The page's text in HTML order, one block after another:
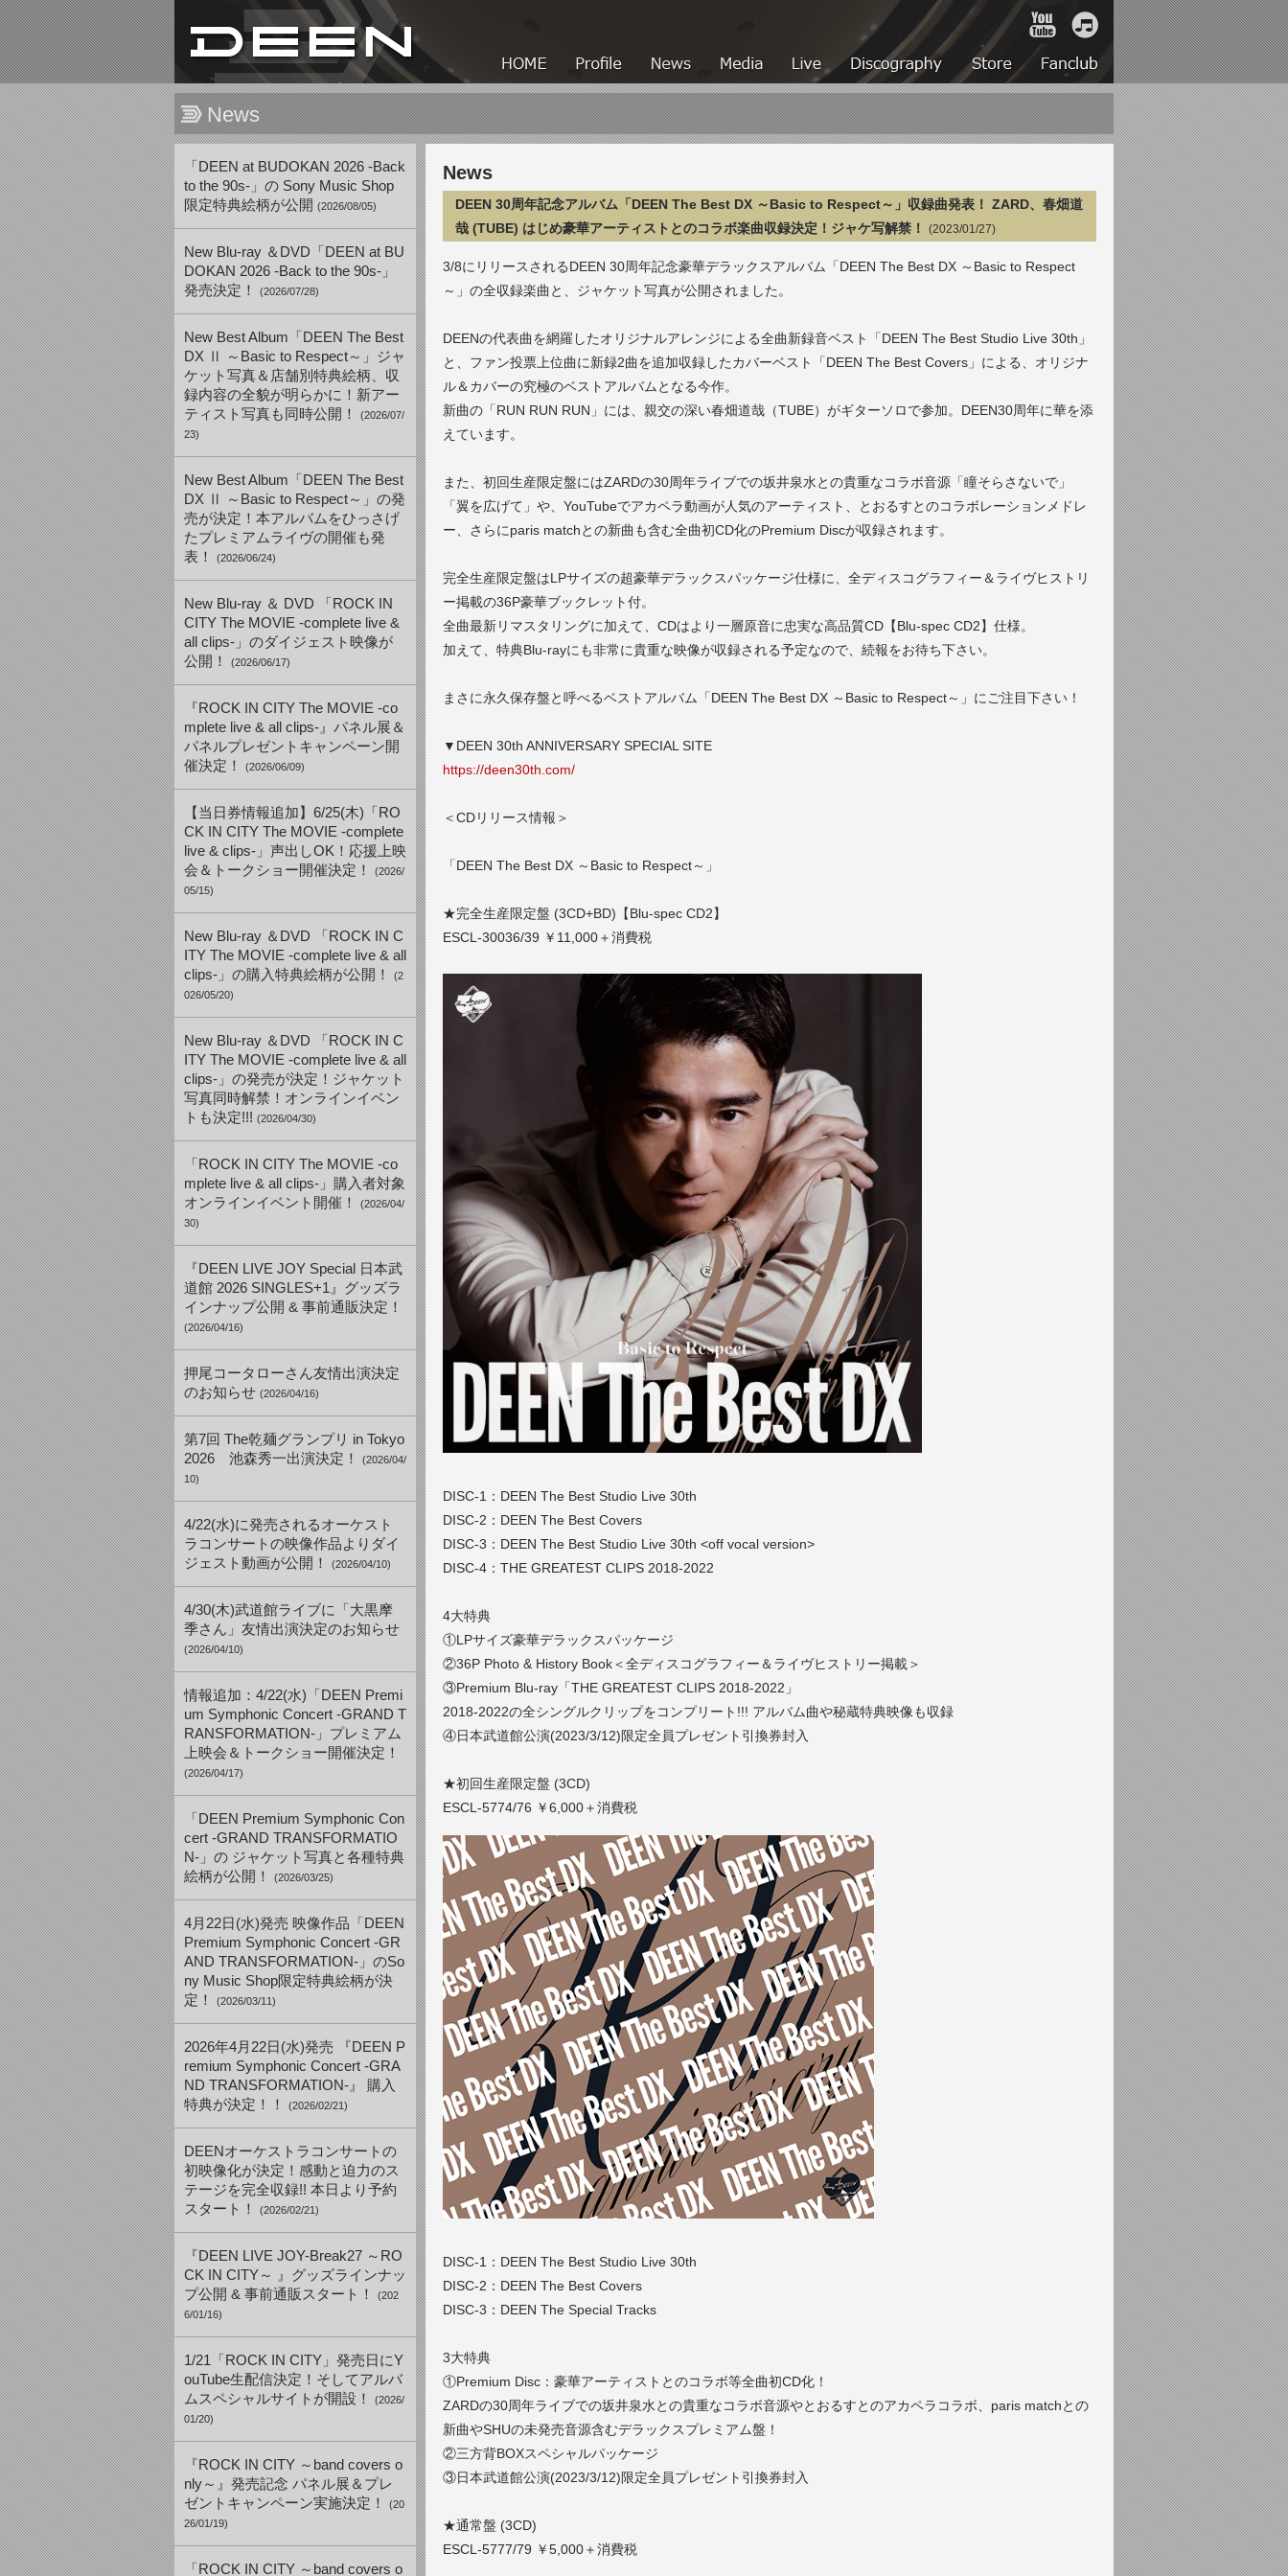
iTunes
YouTube
HOME Profile News Media Live Discography
Store Fanclub
News
「DEEN at BUDOKAN 2026 -Back
to the 90s-」の Sony Music Shop
限定特典絵柄が公開 (2026/08/05)
New Blu-ray ＆DVD「DEEN at BU
DOKAN 2026 -Back to the 90s-」
発売決定！
(2026/07/28)
New Best Album「DEEN The Best
DX Ⅱ ～Basic to Respect～」ジャ
ケット写真＆店舗別特典絵柄、収
録内容の全貌が明らかに！新アー
ティスト写真も同時公開！
(2026/07/
23)
New Best Album「DEEN The Best
DX Ⅱ ～Basic to Respect～」の発
売が決定！本アルバムをひっさげ
たプレミアムライヴの開催も発
表！
(2026/06/24)
New Blu-ray ＆ DVD 「ROCK IN
CITY The MOVIE -complete live &
all clips-」のダイジェスト映像が
公開！
(2026/06/17)
『ROCK IN CITY The MOVIE -co
mplete live & all clips-』パネル展＆
パネルプレゼントキャンペーン開
催決定！
(2026/06/09)
【当日券情報追加】6/25(木)「RO
CK IN CITY The MOVIE -complete
live & clips-」声出しOK！応援上映
会＆トークショー開催決定！
(2026/
05/15)
New Blu-ray ＆DVD 「ROCK IN C
ITY The MOVIE -complete live & all
clips-」の購入特典絵柄が公開！
(2
026/05/20)
New Blu-ray ＆DVD 「ROCK IN C
ITY The MOVIE -complete live & all
clips-」の発売が決定！ジャケット
写真同時解禁！オンラインイベン
トも決定!!! (2026/04/30)
「ROCK IN CITY The MOVIE -co
mplete live & all clips-」購入者対象
オンラインイベント開催！
(2026/04/
30)
『DEEN LIVE JOY Special 日本武
道館 2026 SINGLES+1』グッズラ
インナップ公開 & 事前通販決定！
(2026/04/16)
押尾コータローさん友情出演決定
のお知らせ (2026/04/16)
第7回 The乾麺グランプリ in Tokyo
2026 池森秀一出演決定！
(2026/04/
10)
4/22(水)に発売されるオーケスト
ラコンサートの映像作品よりダイ
ジェスト動画が公開！
(2026/04/10)
4/30(木)武道館ライブに「大黒摩
季さん」友情出演決定のお知らせ
(2026/04/10)
情報追加：4/22(水)「DEEN Premi
um Symphonic Concert -GRAND T
RANSFORMATION-」プレミアム
上映会＆トークショー開催決定！
(2026/04/17)
「DEEN Premium Symphonic Con
cert -GRAND TRANSFORMATIO
N-」の ジャケット写真と各種特典
絵柄が公開！
(2026/03/25)
4月22日(水)発売 映像作品「DEEN
Premium Symphonic Concert -GR
AND TRANSFORMATION-」のSo
ny Music Shop限定特典絵柄が決
定！
(2026/03/11)
2026年4月22日(水)発売 『DEEN P
remium Symphonic Concert -GRA
ND TRANSFORMATION-』 購入
特典が決定！！
(2026/02/21)
DEENオーケストラコンサートの
初映像化が決定！感動と迫力のス
テージを完全収録!! 本日より予約
スタート！
(2026/02/21)
『DEEN LIVE JOY-Break27 ～RO
CK IN CITY～ 』グッズラインナッ
プ公開 & 事前通販スタート！
(202
6/01/16)
1/21「ROCK IN CITY」発売日にY
ouTube生配信決定！そしてアルバ
ムスペシャルサイトが開設！
(2026/
01/20)
『ROCK IN CITY ～band covers o
nly～』発売記念 パネル展＆プレ
ゼントキャンペーン実施決定！
(20
26/01/19)
「ROCK IN CITY ～band covers o
News
DEEN 30周年記念アルバム「DEEN The Best DX ～Basic to Respect～」収録曲発表！ ZARD、春畑道
哉 (TUBE) はじめ豪華アーティストとのコラボ楽曲収録決定！ジャケ写解禁！ (2023/01/27)
3/8にリリースされるDEEN 30周年記念豪華デラックスアルバム「DEEN The Best DX ～Basic to Respect
～」の全収録楽曲と、ジャケット写真が公開されました。
DEENの代表曲を網羅したオリジナルアレンジによる全曲新録音ベスト「DEEN The Best Studio Live 30th」
と、ファン投票上位曲に新録2曲を追加収録したカバーベスト「DEEN The Best Covers」による、オリジナ
ル＆カバーの究極のベストアルバムとなる今作。
新曲の「RUN RUN RUN」には、親交の深い春畑道哉（TUBE）がギターソロで参加。DEEN30周年に華を添
えています。
また、初回生産限定盤にはZARDの30周年ライブでの坂井泉水との貴重なコラボ音源「瞳そらさないで」
「翼を広げて」や、YouTubeでアカペラ動画が人気のアーティスト、とおるすとのコラボレーションメドレ
ー、さらにparis matchとの新曲も含む全曲初CD化のPremium Discが収録されます。
完全生産限定盤はLPサイズの超豪華デラックスパッケージ仕様に、全ディスコグラフィー＆ライヴヒストリ
ー掲載の36P豪華ブックレット付。
全曲最新リマスタリングに加えて、CDはより一層原音に忠実な高品質CD【Blu-spec CD2】仕様。
加えて、特典Blu-rayにも非常に貴重な映像が収録される予定なので、続報をお待ち下さい。
まさに永久保存盤と呼べるベストアルバム「DEEN The Best DX ～Basic to Respect～」にご注目下さい！
▼DEEN 30th ANNIVERSARY SPECIAL SITE
https://deen30th.com/
＜CDリリース情報＞
「DEEN The Best DX ～Basic to Respect～」
★完全生産限定盤 (3CD+BD)【Blu-spec CD2】
ESCL-30036/39 ￥11,000＋消費税
DISC-1：DEEN The Best Studio Live 30th
DISC-2：DEEN The Best Covers
DISC-3：DEEN The Best Studio Live 30th <off vocal version>
DISC-4：THE GREATEST CLIPS 2018-2022
4大特典
①LPサイズ豪華デラックスパッケージ
②36P Photo & History Book＜全ディスコグラフィー＆ライヴヒストリー掲載＞
③Premium Blu-ray「THE GREATEST CLIPS 2018-2022」
2018-2022の全シングルクリップをコンプリート!!! アルバム曲や秘蔵特典映像も収録
④日本武道館公演(2023/3/12)限定全員プレゼント引換券封入
★初回生産限定盤 (3CD)
ESCL-5774/76 ￥6,000＋消費税
DISC-1：DEEN The Best Studio Live 30th
DISC-2：DEEN The Best Covers
DISC-3：DEEN The Special Tracks
3大特典
①Premium Disc：豪華アーティストとのコラボ等全曲初CD化！
ZARDの30周年ライブでの坂井泉水との貴重なコラボ音源やとおるすとのアカペラコラボ、paris matchとの
新曲やSHUの未発売音源含むデラックスプレミアム盤！
②三方背BOXスペシャルパッケージ
③日本武道館公演(2023/3/12)限定全員プレゼント引換券封入
★通常盤 (3CD)
ESCL-5777/79 ￥5,000＋消費税